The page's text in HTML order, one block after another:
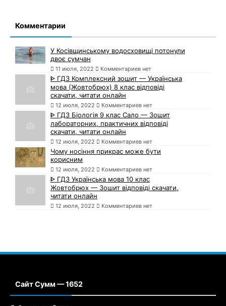
Комментарии
У Косівщинському водосховищі потонули
двоє сумчан
11 июля, 2022 Комментариев нет
ᐈ ГДЗ Комплексний зошит — Українська
мова (Жовтобрюх) 8 клас відповіді
скачати, читати онлайн
12 июля, 2022 Комментариев нет
ᐈ ГДЗ Біологія 9 клас Сало — Зошит
лабораторних, практичних відповіді
скачати, читати онлайн
12 июля, 2022 Комментариев нет
Чому носіння прикрас може бути
корисним
12 июля, 2022 Комментариев нет
ᐈ ГДЗ Українська мова 10 клас
Жовтобрюх — Зошит відповіді скачати,
читати онлайн
12 июля, 2022 Комментариев нет
Сайт Сумм — 1652